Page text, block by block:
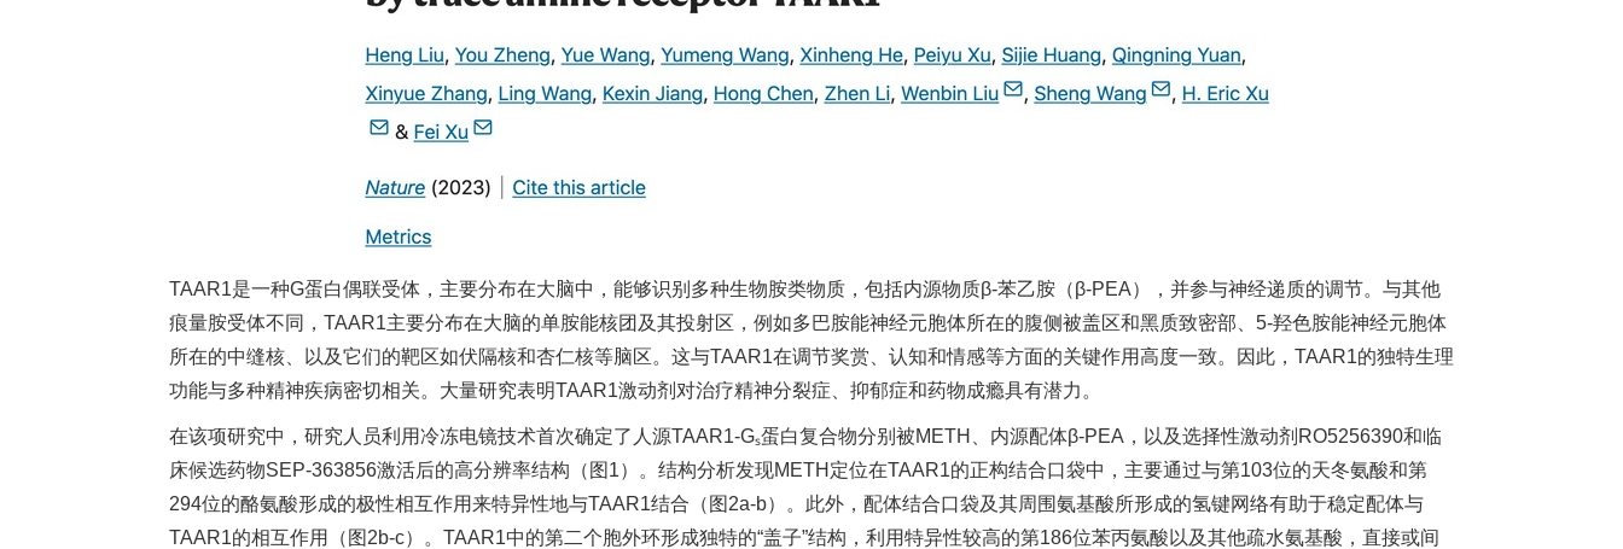
TAAR1是一种G蛋白偶联受体，主要分布在大脑中，能够识别多种生物胺类物质，包括内源物质β-苯乙胺（β-PEA），并参与神经递质的调节。与其他
痕量胺受体不同，TAAR1主要分布在大脑的单胺能核团及其投射区，例如多巴胺能神经元胞体所在的腹侧被盖区和黑质致密部、5-羟色胺能神经元胞体
所在的中缝核、以及它们的靶区如伏隔核和杏仁核等脑区。这与TAAR1在调节奖赏、认知和情感等方面的关键作用高度一致。因此，TAAR1的独特生理
功能与多种精神疾病密切相关。大量研究表明TAAR1激动剂对治疗精神分裂症、抑郁症和药物成瘾具有潜力。
在该项研究中，研究人员利用冷冻电镜技术首次确定了人源TAAR1-Gₛ蛋白复合物分别被METH、内源配体β-PEA，以及选择性激动剂RO5256390和临
床候选药物SEP-363856激活后的高分辨率结构（图1）。结构分析发现METH定位在TAAR1的正构结合口袋中，主要通过与第103位的天冬氨酸和第
294位的酪氨酸形成的极性相互作用来特异性地与TAAR1结合（图2a-b）。此外，配体结合口袋及其周围氨基酸所形成的氢键网络有助于稳定配体与
TAAR1的相互作用（图2b-c）。TAAR1中的第二个胞外环形成独特的“盖子”结构，利用特异性较高的第186位苯丙氨酸以及其他疏水氨基酸，直接或间